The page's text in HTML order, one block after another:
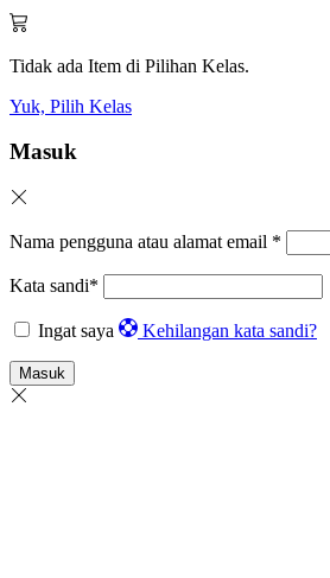
Tidak ada Item di Pilihan Kelas.
Yuk, Pilih Kelas
Masuk
Nama pengguna atau alamat email *
Kata sandi*
Ingat saya Kehilangan kata sandi?
Masuk